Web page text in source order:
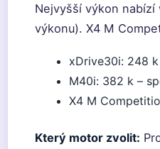
Nejvyšší výkon nabízí
výkonu). X4 M
xDrive30i: 248
M40i: 382 k –
X4 M
Který motor zvolit: